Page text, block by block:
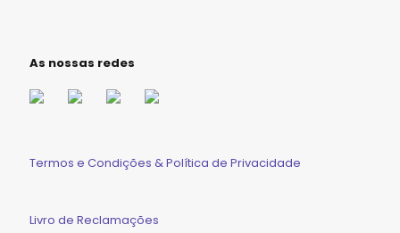
As nossas redes
Termos e Condições & Política de Privacidade
Livro de Reclamações